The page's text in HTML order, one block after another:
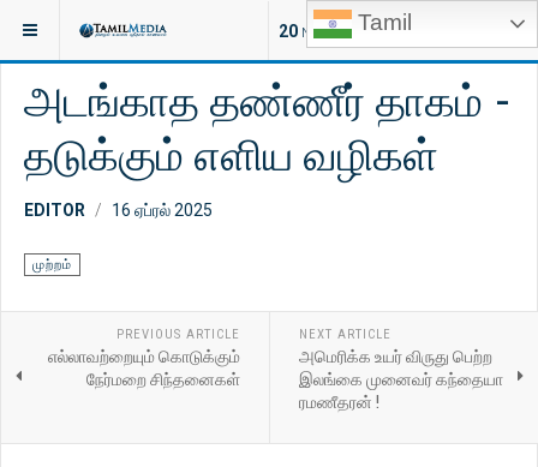
Tamil
20 NEW ARTICLES
இருக்குமிடம்: சிறப்பு
அடங்காத தண்ணீர் தாகம் -
தடுக்கும் எளிய வழிகள்
EDITOR 16 ஏப்ரல் 2025
முற்றம்
PREVIOUS ARTICLE
எல்லாவற்றையும் கொடுக்கும்
நேர்மறை சிந்தனைகள்
NEXT ARTICLE
அமெரிக்க உயர் விருது பெற்ற
இலங்கை முனைவர் கந்தையா
ரமணீதரன் !